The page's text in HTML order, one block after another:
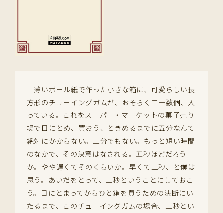
薄いボール紙で作った小さな箱に、可愛らしい長
方形のチューイングガムが、おそらく二十数個、入
っている。これをスーパー・マーケットの菓子売り
場で目にとめ、買おう、ときめるまでに五分なんて
絶対にかからない。三分でもない。もっと短い時間
のなかで、その決意はなされる。五秒ほどだろう
か。やや遅くてそのくらいか。早くて二秒、と僕は
思う。あいだをとって、三秒ということにしておこ
う。目にとまってからひと箱を買うための決断にい
たるまで、このチューイングガムの場合、三秒とい